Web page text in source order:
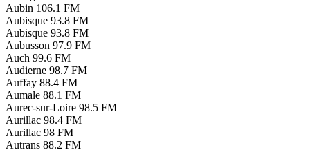
Aubin 106.1 FM
Aubisque 93.8 FM
Aubisque 93.8 FM
Aubusson 97.9 FM
Auch 99.6 FM
Audierne 98.7 FM
Auffay 88.4 FM
Aumale 88.1 FM
Aurec-sur-Loire 98.5 FM
Aurillac 98.4 FM
Aurillac 98 FM
Autrans 88.2 FM